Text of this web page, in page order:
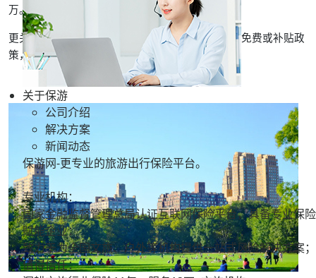
关于保游
公司介绍
解决方案
新闻动态
保游网-更专业的旅游出行保险平台。
专业机构：
国家金融监督管理总局认证互联网保险平台，具备专业保
赋能企业：
致力于为全国文旅、户外等机构提供一站式风险解决方案；
值得信任：
万。
更关键的是：美国医疗系统对非公民游客没有任何免费或补贴政
策，费用都需要自己承担。